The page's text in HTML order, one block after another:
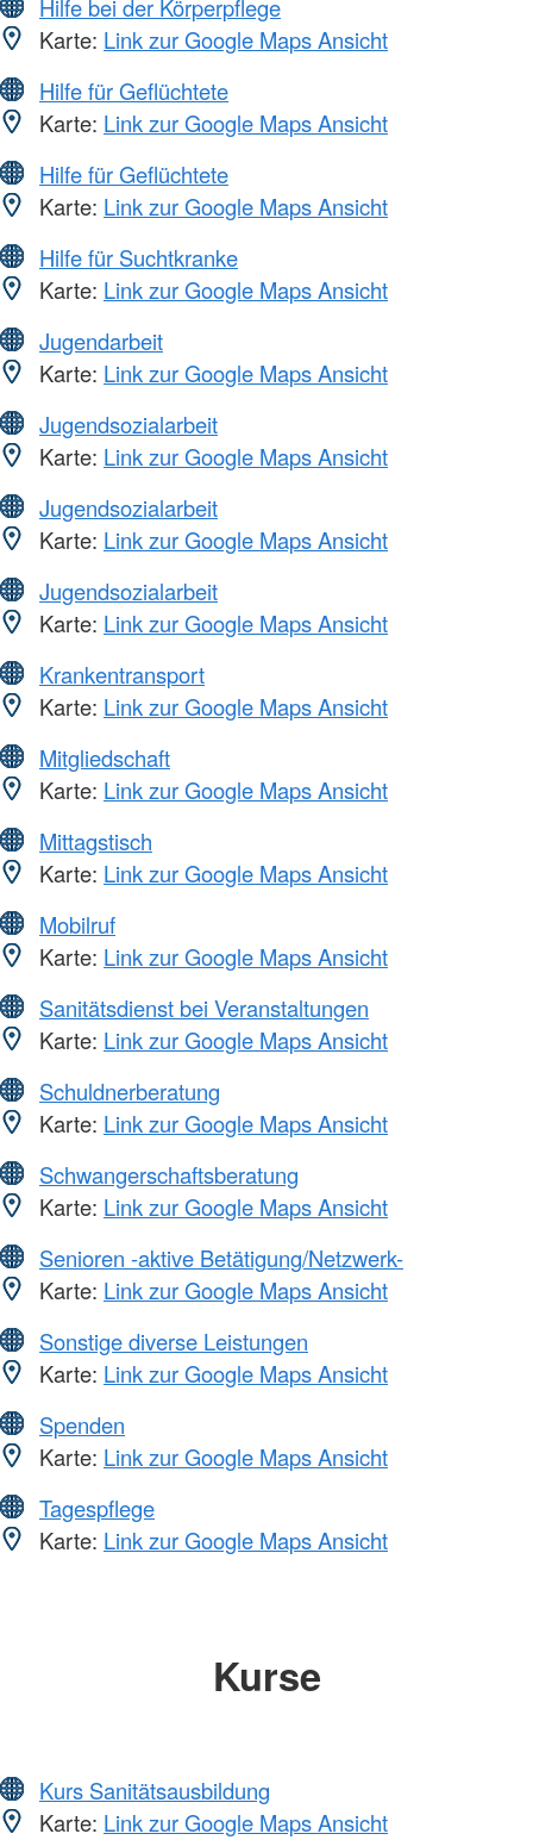
Hilfe bei der Körperpflege
Karte: Link zur Google Maps Ansicht
Hilfe für Geflüchtete
Karte: Link zur Google Maps Ansicht
Hilfe für Geflüchtete
Karte: Link zur Google Maps Ansicht
Hilfe für Suchtkranke
Karte: Link zur Google Maps Ansicht
Jugendarbeit
Karte: Link zur Google Maps Ansicht
Jugendsozialarbeit
Karte: Link zur Google Maps Ansicht
Jugendsozialarbeit
Karte: Link zur Google Maps Ansicht
Jugendsozialarbeit
Karte: Link zur Google Maps Ansicht
Krankentransport
Karte: Link zur Google Maps Ansicht
Mitgliedschaft
Karte: Link zur Google Maps Ansicht
Mittagstisch
Karte: Link zur Google Maps Ansicht
Mobilruf
Karte: Link zur Google Maps Ansicht
Sanitätsdienst bei Veranstaltungen
Karte: Link zur Google Maps Ansicht
Schuldnerberatung
Karte: Link zur Google Maps Ansicht
Schwangerschaftsberatung
Karte: Link zur Google Maps Ansicht
Senioren -aktive Betätigung/Netzwerk-
Karte: Link zur Google Maps Ansicht
Sonstige diverse Leistungen
Karte: Link zur Google Maps Ansicht
Spenden
Karte: Link zur Google Maps Ansicht
Tagespflege
Karte: Link zur Google Maps Ansicht
Kurse
Kurs Sanitätsausbildung
Karte: Link zur Google Maps Ansicht